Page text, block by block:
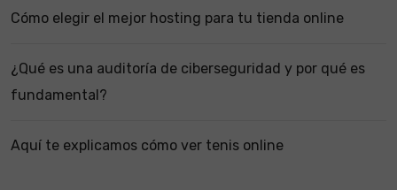
Cómo elegir el mejor hosting para tu tienda online
¿Qué es una auditoría de ciberseguridad y por qué es
fundamental?
Aquí te explicamos cómo ver tenis online